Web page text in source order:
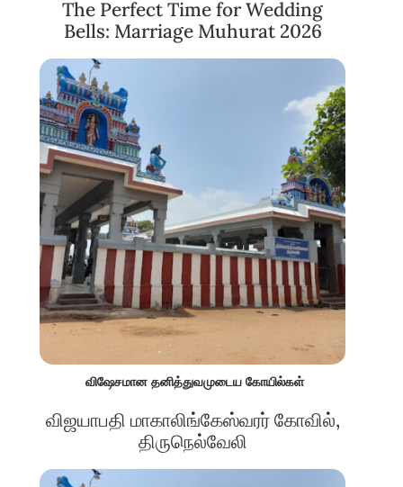
The Perfect Time for Wedding
Bells: Marriage Muhurat 2026
விஷேசமான தனித்துவமுடைய கோயில்கள்
விஜயாபதி மாகாலிங்கேஸ்வரர் கோவில்,
திருநெல்வேலி